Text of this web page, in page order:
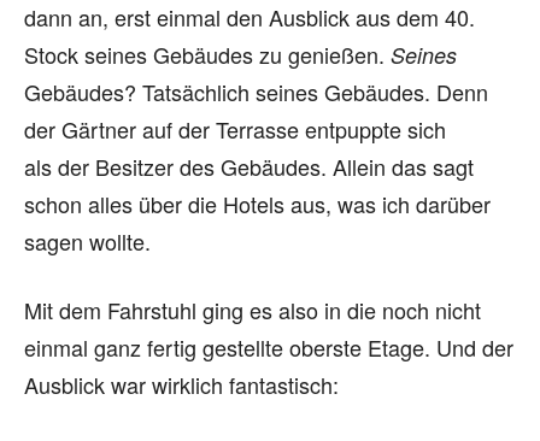
dann an, erst einmal den Ausblick aus dem 40.
Stock seines Gebäudes zu genießen. Seines
Gebäudes? Tatsächlich seines Gebäudes. Denn
der Gärtner auf der Terrasse entpuppte sich
als der Besitzer des Gebäudes. Allein das sagt
schon alles über die Hotels aus, was ich darüber
sagen wollte.
Mit dem Fahrstuhl ging es also in die noch nicht
einmal ganz fertig gestellte oberste Etage. Und der
Ausblick war wirklich fantastisch: